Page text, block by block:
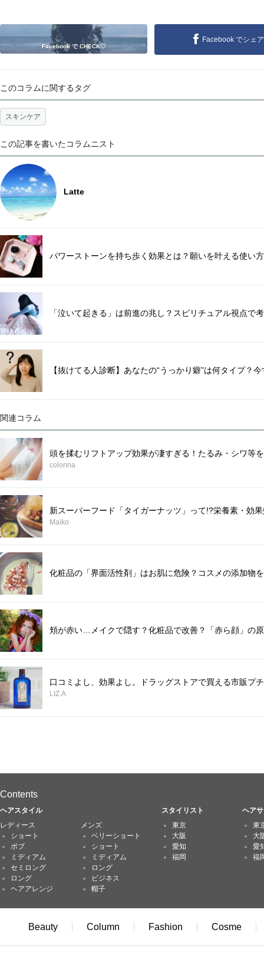
Facebook で CHECK♡
Facebook でシェア
このコラムに関するタグ
スキンケア
この記事を書いたコラムニスト
Latte
パワーストーンを持ち歩く効果とは？願いを叶える使い
「泣いて起きる」は前進の兆し？スピリチュアル視点で
【抜けてる人診断】あなたの“うっかり癖”は何タイプ？
関連コラム
頭を揉むリフトアップ効果が凄すぎる！たるみ・シワ等
colonna
新スーパーフード「タイガーナッツ」って!?栄養素・効
Maiko
化粧品の「界面活性剤」はお肌に危険？コスメの添加物
頬が赤い…メイクで隠す？化粧品で改善？「赤ら顔」の
口コミよし、効果よし。ドラッグストアで買える市販プ
LIZ.A
Contents
ヘアスタイル スタイリスト
ヘア
レディース
ショート
ボブ
ミディアム
セミロング
ロング
ヘアアレンジ
メンズ
ベリーショート
ショート
ミディアム
ロング
ビジネス
帽子
東京
大阪
愛知
福岡
東
大
愛
福
Beauty Column Fashion Cosme